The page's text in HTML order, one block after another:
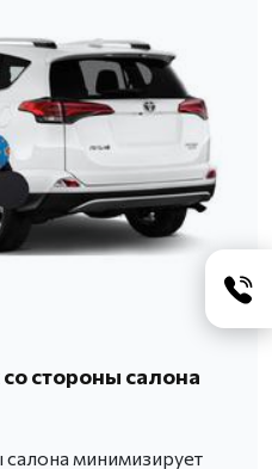
стороны салона
минимизирует